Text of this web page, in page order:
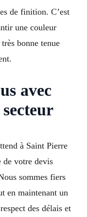
de finition. C’est
une couleur
bonne tenue
avec
à Saint Pierre
de votre devis
sommes fiers
en maintenant un
des délais et